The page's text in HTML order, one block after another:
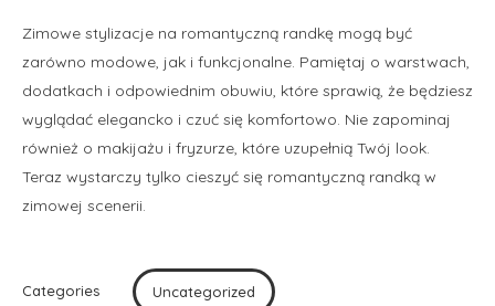
Zimowe stylizacje na romantyczną randkę mogą być
zarówno modowe, jak i funkcjonalne. Pamiętaj o warstwach,
dodatkach i odpowiednim obuwiu, które sprawią, że będziesz
wyglądać elegancko i czuć się komfortowo. Nie zapominaj
również o makijażu i fryzurze, które uzupełnią Twój look.
Teraz wystarczy tylko cieszyć się romantyczną randką w
zimowej scenerii.
Categories Uncategorized